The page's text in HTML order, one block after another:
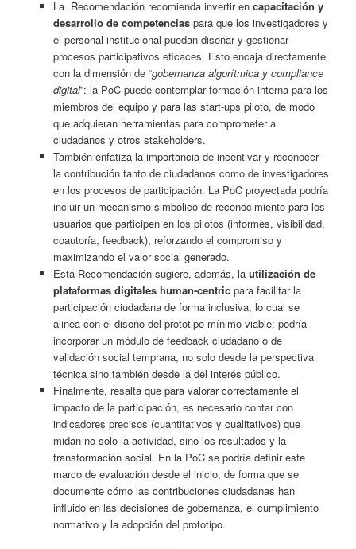
La Recomendación recomienda invertir en capacitación y
desarrollo de competenciaspara que los investigadores y
el personal institucional puedan diseñar y gestionar
procesos participativos eficaces. Esto encaja directamente
con la dimensión de “gobernanza algorítmica y compliance
digital”: la PoC puede contemplar formación interna para los
miembros del equipo y para las start-ups piloto, de modo
que adquieran herramientas para comprometer a
ciudadanos y otros stakeholders.
También enfatiza la importancia de incentivar y reconocer
la contribución tanto de ciudadanos como de investigadores
en los procesos de participación. La PoC proyectada podría
incluir un mecanismo simbólico de reconocimiento para los
usuarios que participen en los pilotos (informes, visibilidad,
coautoría, feedback), reforzando el compromiso y
maximizando el valor social generado.
Esta Recomendación sugiere, además, la utilización de
plataformas digitales human‑centricpara facilitar la
participación ciudadana de forma inclusiva, lo cual se
alinea con el diseño del prototipo mínimo viable: podría
incorporar un módulo de feedback ciudadano o de
validación social temprana, no solo desde la perspectiva
técnica sino también desde la del interés público.
Finalmente, resalta que para valorar correctamente el
impacto de la participación, es necesario contar con
indicadores precisos (cuantitativos y cualitativos) que
midan no solo la actividad, sino los resultados y la
transformación social. En la PoC se podría definir este
marco de evaluación desde el inicio, de forma que se
documente cómo las contribuciones ciudadanas han
influido en las decisiones de gobernanza, el cumplimiento
normativo y la adopción del prototipo.